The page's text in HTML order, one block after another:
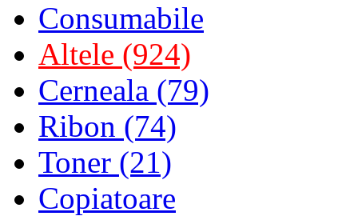
Consumabile
Altele (924)
Cerneala (79)
Ribon (74)
Toner (21)
Copiatoare